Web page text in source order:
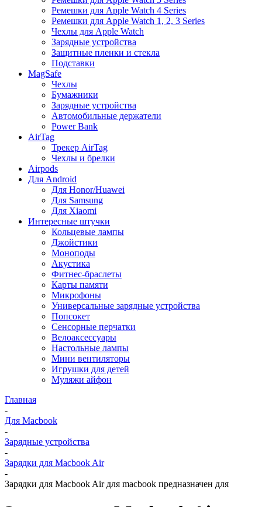
Ремешки для Apple Watch 4 Series
Ремешки для Apple Watch 1, 2, 3 Series
Чехлы для Apple Watch
Зарядные устройства
Защитные пленки и стекла
Подставки
MagSafe
Чехлы
Бумажники
Зарядные устройства
Автомобильные держатели
Power Bank
AirTag
Трекер AirTag
Чехлы и брелки
Airpods
Для Android
Для Honor/Huawei
Для Samsung
Для Xiaomi
Интересные штучки
Кольцевые лампы
Джойстики
Моноподы
Акустика
Фитнес-браслеты
Карты памяти
Микрофоны
Универсальные зарядные устройства
Попсокет
Сенсорные перчатки
Велоаксессуары
Настольные лампы
Мини вентиляторы
Игрушки для детей
Муляжи айфон
Главная
-
Для Macbook
-
Зарядные устройства
-
Зарядки для Macbook Air
-
Зарядки для Macbook Air для macbook предназначен для